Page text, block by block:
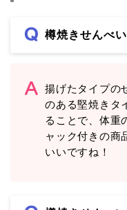
樽焼きせんべ
揚げたタイプの
のある堅焼きタ
ることで、体重
ャック付きの商
いいですね！